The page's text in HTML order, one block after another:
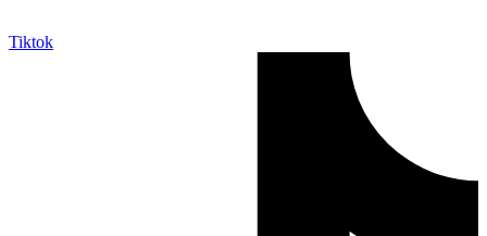
Tiktok